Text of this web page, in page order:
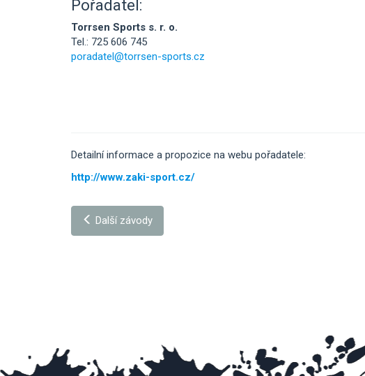
Pořadatel:
Torrsen Sports s. r. o.
Tel.: 725 606 745
poradatel@torrsen-sports.cz
Detailní informace a propozice na webu pořadatele:
http://www.zaki-sport.cz/
Další závody